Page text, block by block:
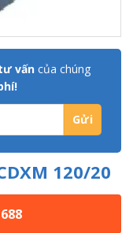
vấn của chúng
120/20